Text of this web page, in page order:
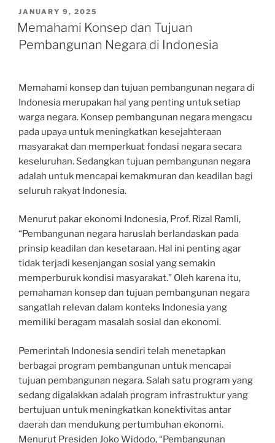
POSTED
ON
JANUARY 9, 2025
Memahami Konsep dan Tujuan
Pembangunan Negara di Indonesia
Memahami konsep dan tujuan pembangunan negara di
Indonesia merupakan hal yang penting untuk setiap
warga negara. Konsep pembangunan negara mengacu
pada upaya untuk meningkatkan kesejahteraan
masyarakat dan memperkuat fondasi negara secara
keseluruhan. Sedangkan tujuan pembangunan negara
adalah untuk mencapai kemakmuran dan keadilan bagi
seluruh rakyat Indonesia.
Menurut pakar ekonomi Indonesia, Prof. Rizal Ramli,
“Pembangunan negara haruslah berlandaskan pada
prinsip keadilan dan kesetaraan. Hal ini penting agar
tidak terjadi kesenjangan sosial yang semakin
memperburuk kondisi masyarakat.” Oleh karena itu,
pemahaman konsep dan tujuan pembangunan negara
sangatlah relevan dalam konteks Indonesia yang
memiliki beragam masalah sosial dan ekonomi.
Pemerintah Indonesia sendiri telah menetapkan
berbagai program pembangunan untuk mencapai
tujuan pembangunan negara. Salah satu program yang
sedang digalakkan adalah program infrastruktur yang
bertujuan untuk meningkatkan konektivitas antar
daerah dan mendukung pertumbuhan ekonomi.
Menurut Presiden Joko Widodo, “Pembangunan